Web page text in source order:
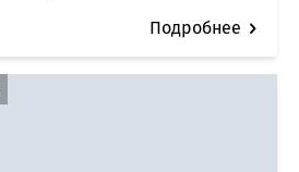
Подробнее